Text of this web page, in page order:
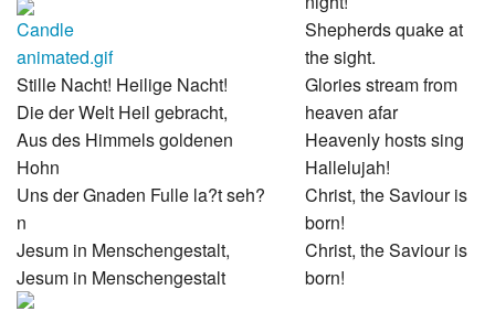
Stille Nacht! Heilige Nacht!
Die der Welt Heil gebracht,
Aus des Himmels goldenen
Hohn
Uns der Gnaden Fulle la?t seh?
n
Jesum in Menschengestalt,
Jesum in Menschengestalt
Shepherds quake at
the sight.
Glories stream from
heaven afar
Heavenly hosts sing
Hallelujah!
Christ, the Saviour is
born!
Christ, the Saviour is
born!